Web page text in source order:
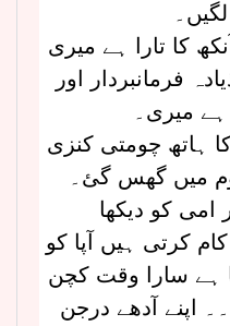
کا تارا ہے میری
فرمانبردار اور
ہے میری۔
ہاتھ چومتی کنزی
میں گھس گئ۔
امی کو دیکھا
کرتی ہیں آپا کو
ہے سارا وقت کچن
اپنے آدھے درجن